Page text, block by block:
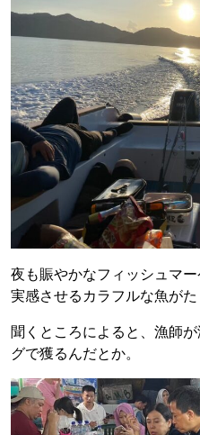
夜も賑やかなフィッシュマ
実感させるカラフルな魚が
聞くところによると、漁師
グで獲るんだとか。